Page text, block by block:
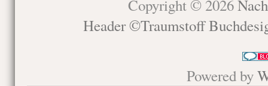
Copyright © 2026
Header ©Traumstoff
Powered by